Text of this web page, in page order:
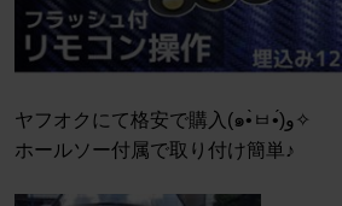
ヤフオクにて格安で購入(๑•̀ㅂ•́)و✧
ホールソー付属で取り付け簡単♪